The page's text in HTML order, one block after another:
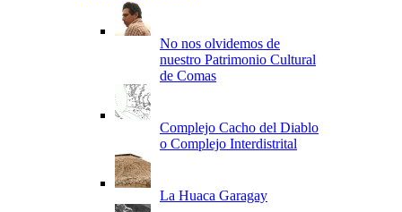
No nos olvidemos de
nuestro Patrimonio Cultural
de Comas
Complejo Cacho del Diablo
o Complejo Interdistrital
La Huaca Garagay